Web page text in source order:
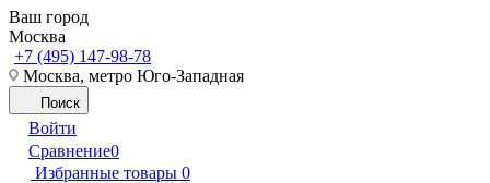
Ваш город
Москва
+7 (495) 147-98-78
Москва, метро Юго-Западная
Поиск
Войти
Сравнение0
Избранные товары 0